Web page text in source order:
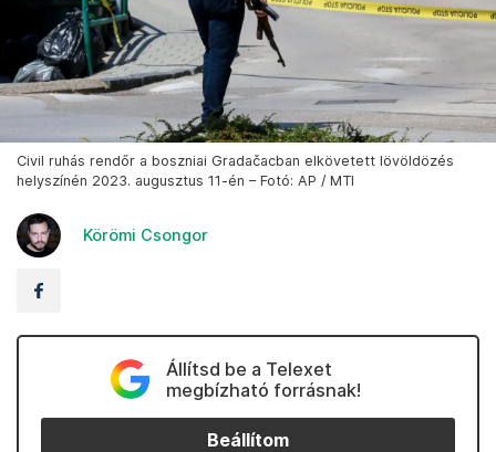
Civil ruhás rendőr a boszniai Gradačacban elkövetett lövöldözés
helyszínén 2023. augusztus 11-én – Fotó: AP / MTI
Körömi Csongor
Állítsd be a Telexet
megbízható forrásnak!
Beállítom